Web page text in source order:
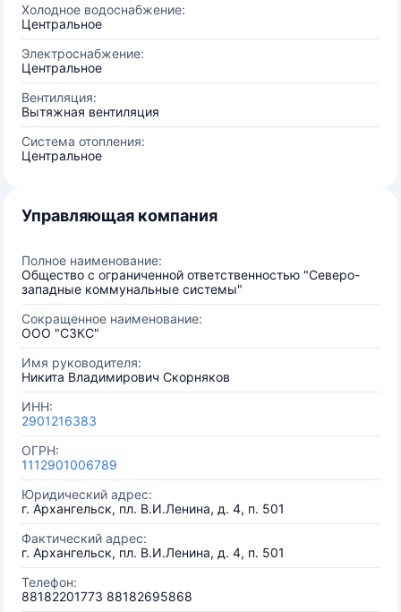
Холодное водоснабжение:
Центральное
Электроснабжение:
Центральное
Вентиляция:
Вытяжная вентиляция
Система отопления:
Центральное
Управляющая компания
Полное наименование:
Общество с ограниченной ответственностью "Северо-
западные коммунальные системы"
Сокращенное наименование:
ООО "СЗКС"
Имя руководителя:
Никита Владимирович Скорняков
ИНН:
2901216383
ОГРН:
1112901006789
Юридический адрес:
г. Архангельск, пл. В.И.Ленина, д. 4, п. 501
Фактический адрес:
г. Архангельск, пл. В.И.Ленина, д. 4, п. 501
Телефон:
88182201773 88182695868